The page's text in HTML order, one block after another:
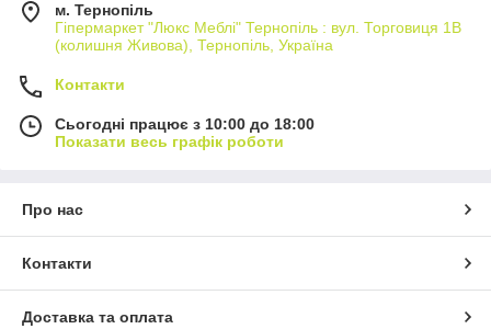
м. Тернопіль
Гіпермаркет "Люкс Меблі" Тернопіль : вул. Торговиця 1В
(колишня Живова), Тернопіль, Україна
Контакти
Сьогодні працює з 10:00 до 18:00
Показати весь графік роботи
Про нас
Контакти
Доставка та оплата